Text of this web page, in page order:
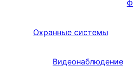
Охранные системы
Видеонаблюдение